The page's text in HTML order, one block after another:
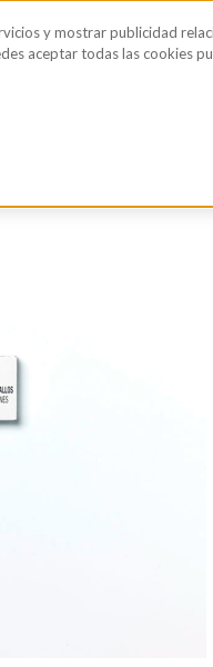
Higiene íntimaBlog
y mostrar publicidad
aceptar todas las cookies